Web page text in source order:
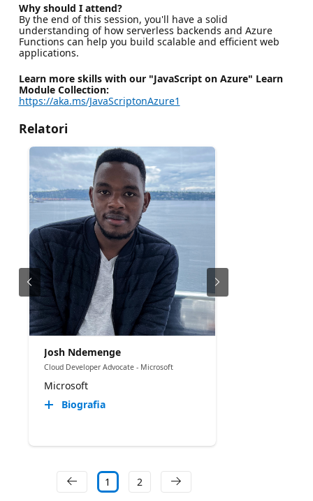
Why should I attend?
By the end of this session, you'll have a solid
understanding of how serverless backends and Azure
Functions can help you build scalable and efficient web
applications.
Learn more skills with our "JavaScript on Azure" Learn
Module Collection:
https://aka.ms/JavaScriptonAzure1
Relatori
Josh Ndemenge
Cloud Developer Advocate - Microsoft
Microsoft
Biografia
1 2